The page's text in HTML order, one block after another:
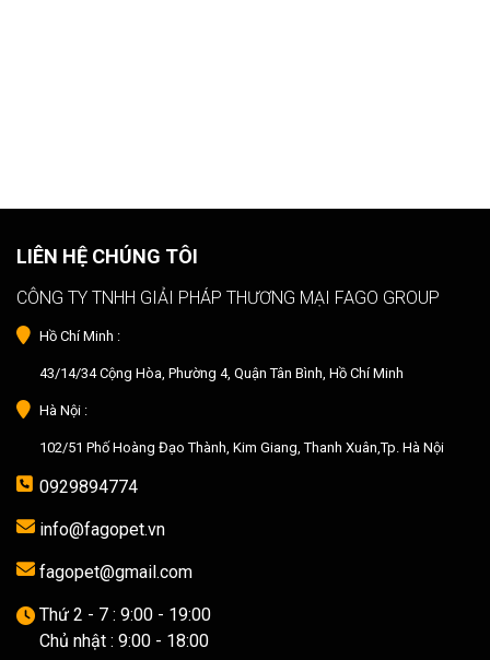
LIÊN HỆ CHÚNG TÔI
CÔNG TY TNHH GIẢI PHÁP THƯƠNG MẠI FAGO GROUP
Hồ Chí Minh :
43/14/34 Cộng Hòa, Phường 4, Quận Tân Bình, Hồ Chí Minh
Hà Nội :
102/51 Phố Hoàng Đạo Thành, Kim Giang, Thanh Xuân,Tp. Hà Nội
0929894774
info@fagopet.vn
fagopet@gmail.com
Thứ 2 - 7 : 9:00 - 19:00
Chủ nhật : 9:00 - 18:00